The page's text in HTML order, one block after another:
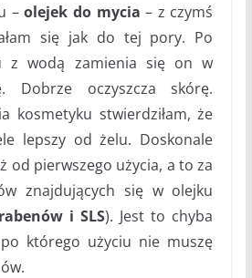
–olejek do mycia – z czymś
się jak do tej pory. Po
z wodą zamienia się on w
Dobrze oczyszcza skórę.
kosmetyku stwierdziłam, że
lepszy od żelu. Doskonale
od pierwszego użycia, a to za
znajdujących się w olejku
i SLS). Jest to chyba
którego użyciu nie muszę